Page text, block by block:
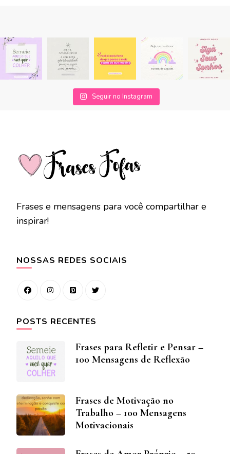
Seguir no Instagram
Frases e mensagens para você compartilhar e
inspirar!
NOSSAS REDES SOCIAIS
POSTS RECENTES
Frases para Refletir e Pensar –
100 Mensagens de Reflexão
Frases de Motivação no
Trabalho – 100 Mensagens
Motivacionais